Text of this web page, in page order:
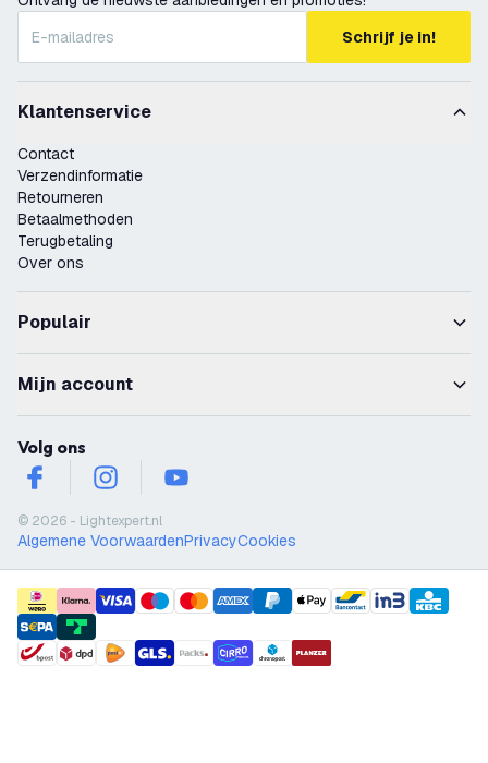
Schrijf je in!
Klantenservice
Contact
Verzendinformatie
Retourneren
Betaalmethoden
Terugbetaling
Over ons
Populair
Mijn account
Volg ons
facebookinstagramyoutube
© 2026 - Lightexpert.nl
Algemene VoorwaardenPrivacyCookies
payment methods
shipment methods